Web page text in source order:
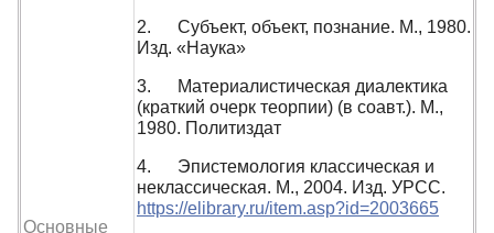
Основные
2. Субъект, объект, познание. М., 1980.
Изд. «Наука»
3. Материалистическая диалектика
(краткий очерк теорпии) (в соавт.). М.,
1980. Политиздат
4. Эпистемология классическая и
неклассическая. М., 2004. Изд. УРСС.
https://elibrary.ru/item.asp?id=2003665